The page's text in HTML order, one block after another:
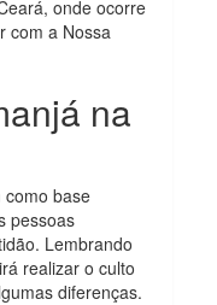
onde ocorre
com a Nossa
na
como base
pessoas
Lembrando
realizar o culto
diferenças.